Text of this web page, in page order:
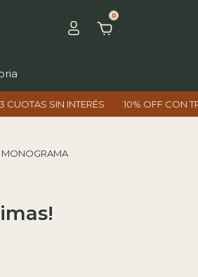
0
SIN INTERÉS 10% OFF CON
MONOGRAMA